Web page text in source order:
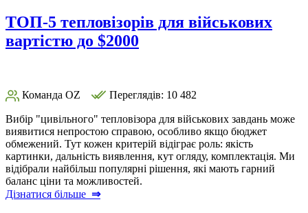
ТОП-5 тепловізорів для військових
вартістю до $2000
Команда OZ Переглядів: 10 482
Вибір "цивільного" тепловізора для військових завдань може
виявитися непростою справою, особливо якщо бюджет
обмежений. Тут кожен критерій відіграє роль: якість
картинки, дальність виявлення, кут огляду, комплектація. Ми
відібрали найбільш популярні рішення, які мають гарний
баланс ціни та можливостей.
Дізнатися більше ⇒